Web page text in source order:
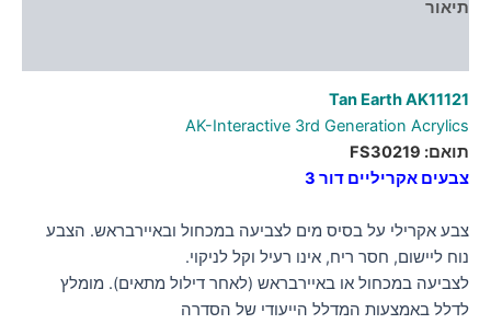
תיאור
Tan Earth AK11121
AK-Interactive 3rd Generation Acrylics
תואם: FS30219
צבעים אקריליים דור 3
צבע אקרילי על בסיס מים לצביעה במכחול ובאיירבראש. הצבע
נוח ליישום, חסר ריח, אינו רעיל וקל לניקוי.
לצביעה במכחול או באיירבראש (לאחר דילול מתאים). מומלץ
לדלל באמצעות המדלל הייעודי של הסדרה